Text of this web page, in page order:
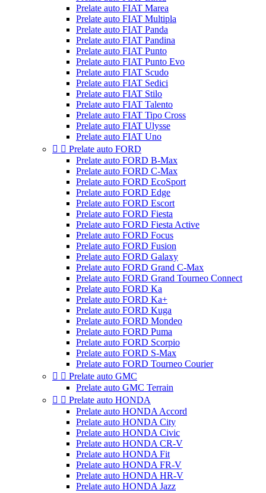
Prelate auto FIAT Marea
Prelate auto FIAT Multipla
Prelate auto FIAT Panda
Prelate auto FIAT Pandina
Prelate auto FIAT Punto
Prelate auto FIAT Punto Evo
Prelate auto FIAT Scudo
Prelate auto FIAT Sedici
Prelate auto FIAT Stilo
Prelate auto FIAT Talento
Prelate auto FIAT Tipo Cross
Prelate auto FIAT Ulysse
Prelate auto FIAT Uno
  Prelate auto FORD
Prelate auto FORD B-Max
Prelate auto FORD C-Max
Prelate auto FORD EcoSport
Prelate auto FORD Edge
Prelate auto FORD Escort
Prelate auto FORD Fiesta
Prelate auto FORD Fiesta Active
Prelate auto FORD Focus
Prelate auto FORD Fusion
Prelate auto FORD Galaxy
Prelate auto FORD Grand C-Max
Prelate auto FORD Grand Tourneo Connect
Prelate auto FORD Ka
Prelate auto FORD Ka+
Prelate auto FORD Kuga
Prelate auto FORD Mondeo
Prelate auto FORD Puma
Prelate auto FORD Scorpio
Prelate auto FORD S-Max
Prelate auto FORD Tourneo Courier
  Prelate auto GMC
Prelate auto GMC Terrain
  Prelate auto HONDA
Prelate auto HONDA Accord
Prelate auto HONDA City
Prelate auto HONDA Civic
Prelate auto HONDA CR-V
Prelate auto HONDA Fit
Prelate auto HONDA FR-V
Prelate auto HONDA HR-V
Prelate auto HONDA Jazz